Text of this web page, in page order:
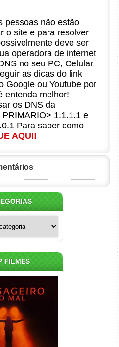
pessoas não estão
o site e para resolver
deve ser
operadora de internet
no seu PC, Celular
as dicas do link
Google ou Youtube por
entenda melhor!
os DNS da
1.1.1.1 e
Para saber como
AQUI!
FILMES
do Mal Torrent